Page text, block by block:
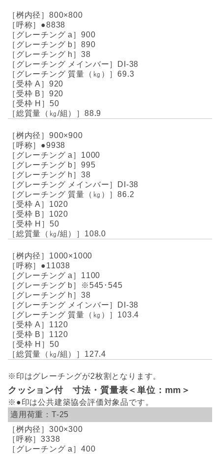
800×800
●8838
900
890
38
DI-38
69.3
920
920
50
88.9
900×900
●9938
1000
995
38
DI-38
86.2
1020
1020
50
108.0
1000×1000
●11038
1100
※545･545
38
DI-38
103.4
1120
1120
50
127.4
※印はグレーチングが2枚割となります。
クッション付 寸法・質量表＜単位：mm＞
※●印は公共建築協会評価対象品です。
T-25
300×300
3338
400